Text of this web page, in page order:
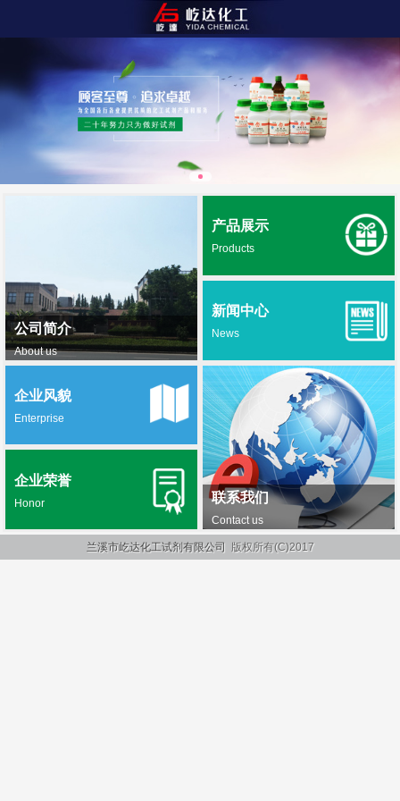
公司简介
About us
产品展示
Products
新闻中心
News
联系我们
Contact us
企业风貌
Enterprise
企业荣誉
Honor
兰溪市屹达化工试剂有限公司 版权所有(C)2017